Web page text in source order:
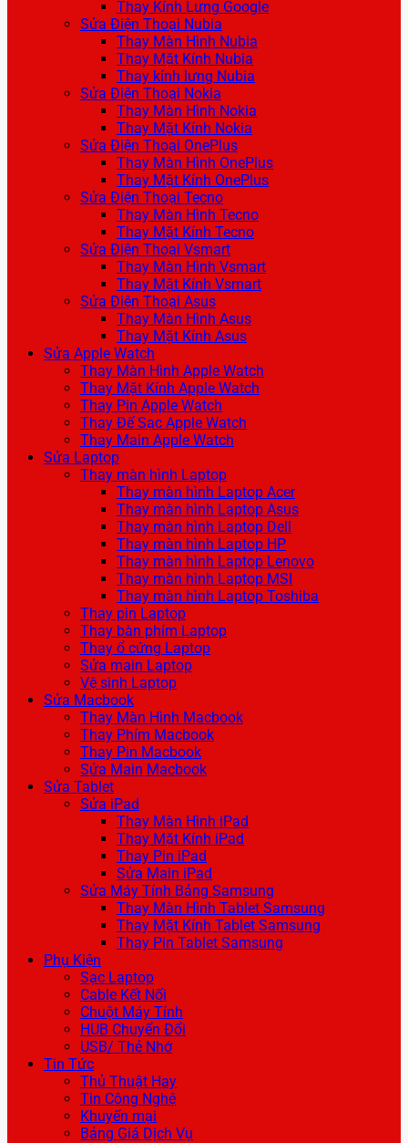
Thay Kính Lưng Google
Sửa Điện Thoại Nubia
Thay Màn Hình Nubia
Thay Mặt Kính Nubia
Thay kính lưng Nubia
Sửa Điện Thoại Nokia
Thay Màn Hình Nokia
Thay Mặt Kính Nokia
Sửa Điện Thoại OnePlus
Thay Màn Hình OnePlus
Thay Mặt Kính OnePlus
Sửa Điện Thoại Tecno
Thay Màn Hình Tecno
Thay Mặt Kính Tecno
Sửa Điện Thoại Vsmart
Thay Màn Hình Vsmart
Thay Mặt Kính Vsmart
Sửa Điện Thoại Asus
Thay Màn Hình Asus
Thay Mặt Kính Asus
Sửa Apple Watch
Thay Màn Hình Apple Watch
Thay Mặt Kính Apple Watch
Thay Pin Apple Watch
Thay Đế Sạc Apple Watch
Thay Main Apple Watch
Sửa Laptop
Thay màn hình Laptop
Thay màn hình Laptop Acer
Thay màn hình Laptop Asus
Thay màn hình Laptop Dell
Thay màn hình Laptop HP
Thay màn hình Laptop Lenovo
Thay màn hình Laptop MSI
Thay màn hình Laptop Toshiba
Thay pin Laptop
Thay bàn phím Laptop
Thay ổ cứng Laptop
Sửa main Laptop
Vệ sinh Laptop
Sửa Macbook
Thay Màn Hình Macbook
Thay Phím Macbook
Thay Pin Macbook
Sửa Main Macbook
Sửa Tablet
Sửa iPad
Thay Màn Hình iPad
Thay Mặt Kính iPad
Thay Pin iPad
Sửa Main iPad
Sửa Máy Tính Bảng Samsung
Thay Màn Hình Tablet Samsung
Thay Mặt Kính Tablet Samsung
Thay Pin Tablet Samsung
Phụ Kiện
Sạc Laptop
Cable Kết Nối
Chuột Máy Tính
HUB Chuyển Đổi
USB/ Thẻ Nhớ
Tin Tức
Thủ Thuật Hay
Tin Công Nghệ
Khuyến mại
Bảng Giá Dịch Vụ